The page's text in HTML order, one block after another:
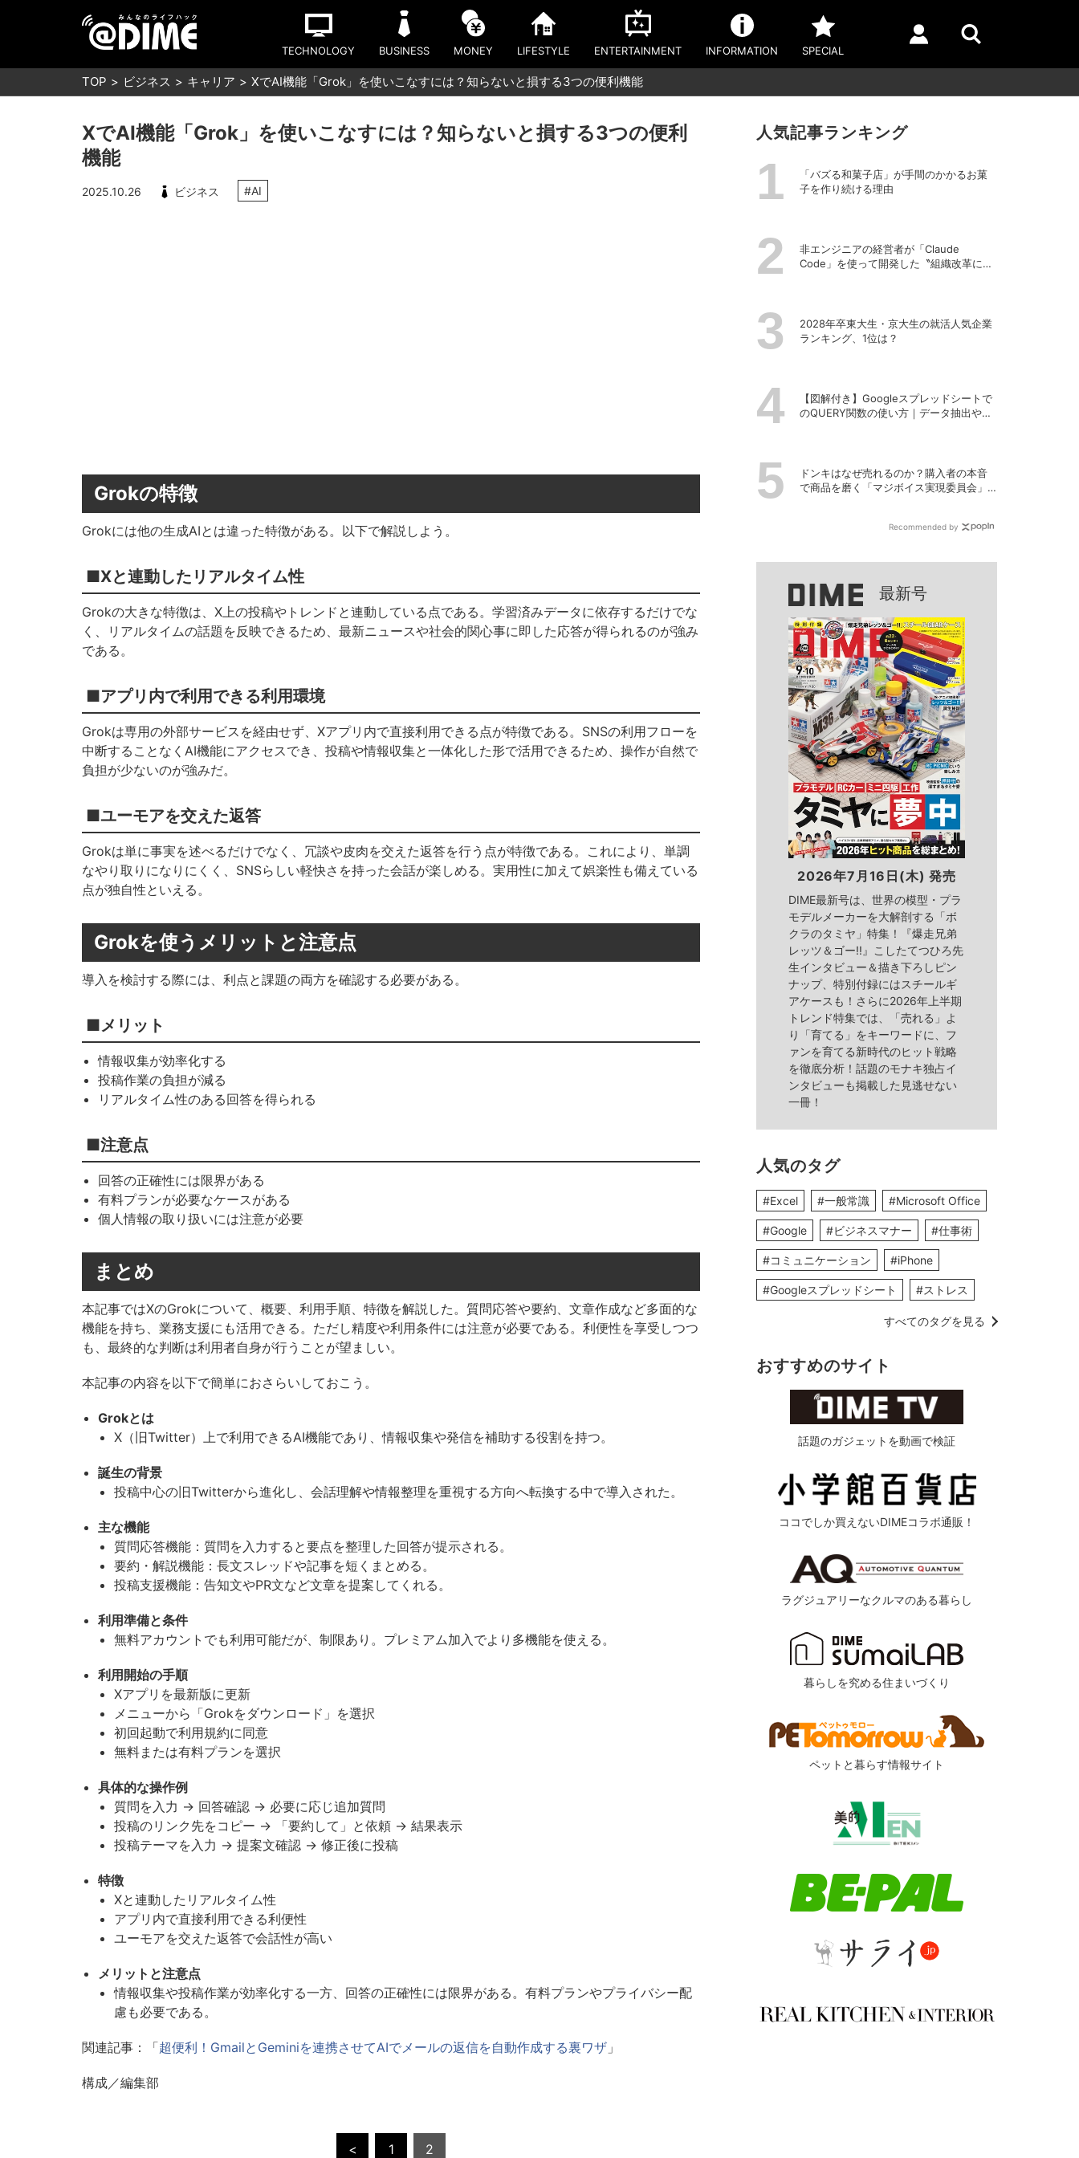
TECHNOLOGY BUSINESS MONEY LIFESTYLE ENTERTAINMENT INFORMATION SPECIAL
TOP ビジネス キャリア XでAI機能「Grok」を使いこなすには？知らないと損する3つの便利機能
XでAI機能「Grok」を使いこなすには？知らないと損する3つの便利
機能
2025.10.26 ビジネス #AI
Grokの特徴
Grokには他の生成AIとは違った特徴がある。以下で解説しよう。
■Xと連動したリアルタイム性
Grokの大きな特徴は、X上の投稿やトレンドと連動している点である。学習済みデータに依存するだけでな
く、リアルタイムの話題を反映できるため、最新ニュースや社会的関心事に即した応答が得られるのが強み
である。
■アプリ内で利用できる利用環境
Grokは専用の外部サービスを経由せず、Xアプリ内で直接利用できる点が特徴である。SNSの利用フローを
中断することなくAI機能にアクセスでき、投稿や情報収集と一体化した形で活用できるため、操作が自然で
負担が少ないのが強みだ。
■ユーモアを交えた返答
Grokは単に事実を述べるだけでなく、冗談や皮肉を交えた返答を行う点が特徴である。これにより、単調
なやり取りになりにくく、SNSらしい軽快さを持った会話が楽しめる。実用性に加えて娯楽性も備えている
点が独自性といえる。
Grokを使うメリットと注意点
導入を検討する際には、利点と課題の両方を確認する必要がある。
■メリット
情報収集が効率化する
投稿作業の負担が減る
リアルタイム性のある回答を得られる
■注意点
回答の正確性には限界がある
有料プランが必要なケースがある
個人情報の取り扱いには注意が必要
まとめ
本記事ではXのGrokについて、概要、利用手順、特徴を解説した。質問応答や要約、文章作成など多面的な
機能を持ち、業務支援にも活用できる。ただし精度や利用条件には注意が必要である。利便性を享受しつつ
も、最終的な判断は利用者自身が行うことが望ましい。
本記事の内容を以下で簡単におさらいしておこう。
Grokとは
X（旧Twitter）上で利用できるAI機能であり、情報収集や発信を補助する役割を持つ。
誕生の背景
投稿中心の旧Twitterから進化し、会話理解や情報整理を重視する方向へ転換する中で導入された。
主な機能
質問応答機能：質問を入力すると要点を整理した回答が提示される。
要約・解説機能：長文スレッドや記事を短くまとめる。
投稿支援機能：告知文やPR文など文章を提案してくれる。
利用準備と条件
無料アカウントでも利用可能だが、制限あり。プレミアム加入でより多機能を使える。
利用開始の手順
Xアプリを最新版に更新
メニューから「Grokをダウンロード」を選択
初回起動で利用規約に同意
無料または有料プランを選択
具体的な操作例
質問を入力 → 回答確認 → 必要に応じ追加質問
投稿のリンク先をコピー → 「要約して」と依頼 → 結果表示
投稿テーマを入力 → 提案文確認 → 修正後に投稿
特徴
Xと連動したリアルタイム性
アプリ内で直接利用できる利便性
ユーモアを交えた返答で会話性が高い
メリットと注意点
情報収集や投稿作業が効率化する一方、回答の正確性には限界がある。有料プランやプライバシー配
慮も必要である。
関連記事：「超便利！GmailとGeminiを連携させてAIでメールの返信を自動作成する裏ワザ 」
構成／編集部
< 1 2
人気記事ランキング
「バズる和菓子店」が手間のかかるお菓
子を作り続ける理由
非エンジニアの経営者が「Claude
Code」を使って開発した〝組織改革に効
2028年卒東大生・京大生の就活人気企業
ランキング、1位は？
【図解付き】Googleスプレッドシートで
のQUERY関数の使い方｜データ抽出や並
ドンキはなぜ売れるのか？購入者の本音
で商品を磨く「マジボイス実現委員会」
Recommended by
最新号
2026年7月16日(木) 発売
DIME最新号は、世界の模型・プラ
モデルメーカーを大解剖する「ボ
クラのタミヤ」特集！『爆走兄弟
レッツ＆ゴー!!』こしたてつひろ先
生インタビュー＆描き下ろしピン
ナップ、特別付録にはスチールギ
アケースも！さらに2026年上半期
トレンド特集では、「売れる」よ
り「育てる」をキーワードに、フ
ァンを育てる新時代のヒット戦略
を徹底分析！話題のモナキ独占イ
ンタビューも掲載した見逃せない
一冊！
人気のタグ
#Excel #一般常識 #Microsoft Office
#Google #ビジネスマナー #仕事術
#コミュニケーション #iPhone
#Googleスプレッドシート #ストレス
すべてのタグを見る
おすすめのサイト
話題のガジェットを動画で検証
ココでしか買えないDIMEコラボ通販！
ラグジュアリーなクルマのある暮らし
暮らしを究める住まいづくり
ペットと暮らす情報サイト